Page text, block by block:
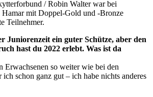
/ Robin Walter war bei
mit Doppel-Gold und -Bronze
Teilnehmer.
Juniorenzeit ein guter Schütze, aber den
hast du 2022 erlebt. Was ist da
Erwachsenen so weiter wie bei den
schon ganz gut – ich habe nichts anderes